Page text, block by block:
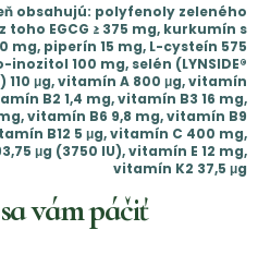
obsahujú: polyfenoly zeleného
toho EGCG ≥ 375 mg, kurkumín s
piperín 15 mg, L-cysteín 575
100 mg, selén (LYNSIDE®
110 μg, vitamín A 800 μg, vitamín
B2 1,4 mg, vitamín B3 16 mg,
vitamín B6 9,8 mg, vitamín B9
B12 5 μg, vitamín C 400 mg,
μg (3750 IU), vitamín E 12 mg,
vitamín K2 37,5 μg
vám páčiť